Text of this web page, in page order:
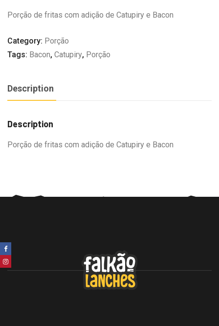
Porção de fritas com adição de Catupiry e Bacon
Category: Porção
Tags: Bacon, Catupiry, Porção
Description
Description
Porção de fritas com adição de Catupiry e Bacon